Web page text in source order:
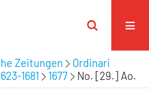
Zeitungen
Ordinari
1681
1677 No. [29.] Ao.